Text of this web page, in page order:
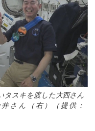
タスキを渡した大西さん
さん（右）（提供：